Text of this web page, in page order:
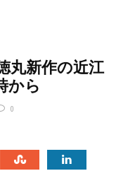
丸新作の近江
から
0